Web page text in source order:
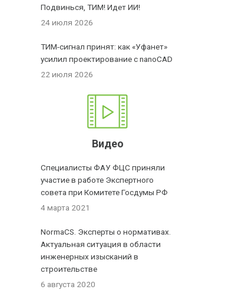
Подвинься, ТИМ! Идет ИИ!
24 июля 2026
ТИМ-сигнал принят: как «Уфанет»
усилил проектирование с nanoCAD
22 июля 2026
Видео
Специалисты ФАУ ФЦС приняли
участие в работе Экспертного
совета при Комитете Госдумы РФ
4 марта 2021
NormaCS. Эксперты о нормативах.
Актуальная ситуация в области
инженерных изысканий в
строительстве
6 августа 2020